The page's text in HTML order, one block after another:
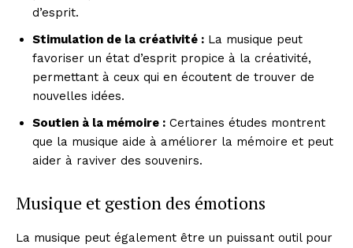
d’esprit.
Stimulation de la créativité : La musique peut
favoriser un état d’esprit propice à la créativité,
permettant à ceux qui en écoutent de trouver de
nouvelles idées.
Soutien à la mémoire : Certaines études montrent
que la musique aide à améliorer la mémoire et peut
aider à raviver des souvenirs.
Musique et gestion des émotions
La musique peut également être un puissant outil pour